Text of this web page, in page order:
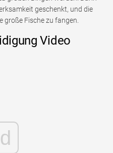
geschenkt, und die
große Fische zu fangen.
Video